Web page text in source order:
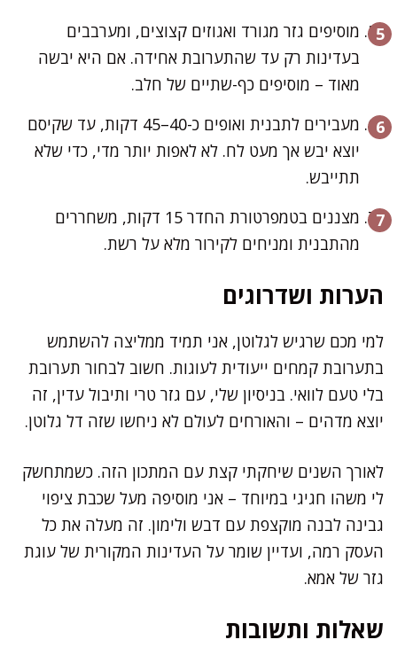
מוסיפים גזר מגורד ואגוזים קצוצים, ומערבבים
בעדינות רק עד שהתערובת אחידה. אם היא יבשה
מאוד – מוסיפים כף-שתיים של חלב.
מעבירים לתבנית ואופים כ-40–45 דקות, עד שקיסם
יוצא יבש אך מעט לח. לא לאפות יותר מדי, כדי שלא
תתייבש.
מצננים בטמפרטורת החדר 15 דקות, משחררים
מהתבנית ומניחים לקירור מלא על רשת.
הערות ושדרוגים
למי מכם שרגיש לגלוטן, אני תמיד ממליצה להשתמש
בתערובת קמחים ייעודית לעוגות. חשוב לבחור תערובת
בלי טעם לוואי. בניסיון שלי, עם גזר טרי ותיבול עדין, זה
יוצא מדהים – והאורחים לעולם לא ניחשו שזה דל גלוטן.
לאורך השנים שיחקתי קצת עם המתכון הזה. כשמתחשק
לי משהו חגיגי במיוחד – אני מוסיפה מעל שכבת ציפוי
גבינה לבנה מוקצפת עם דבש ולימון. זה מעלה את כל
העסק רמה, ועדיין שומר על העדינות המקורית של עוגת
גזר של אמא.
שאלות ותשובות